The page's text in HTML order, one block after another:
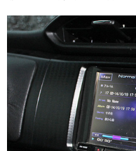
カーグッズニュース
スクープ